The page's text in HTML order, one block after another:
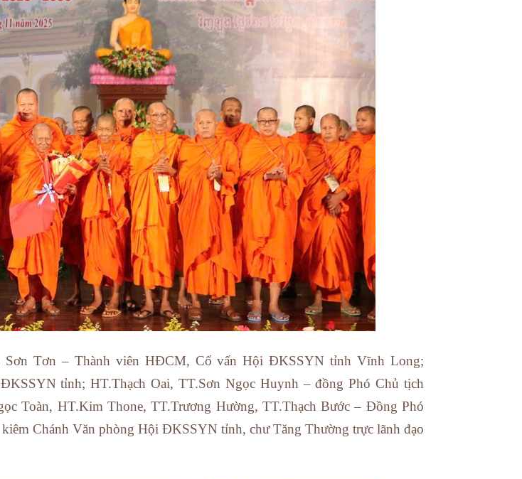
Tơn – Thành viên HĐCM, Cố vấn Hội ĐKSSYN tỉnh Vĩnh Long;
tỉnh; HT.Thạch Oai, TT.Sơn Ngọc Huynh – đồng Phó Chủ tịch
Toàn, HT.Kim Thone, TT.Trương Hường, TT.Thạch Bước – Đồng Phó
Chánh Văn phòng Hội ĐKSSYN tỉnh, chư Tăng Thường trực lãnh đạo